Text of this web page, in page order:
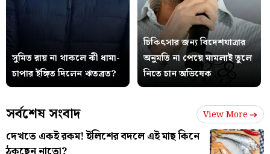
সুমিত রায় না থাকলে কী ধামা-
চাপার ইঙ্গিত দিলেন ঋতব্রত?
চিকিৎসার জন্য বিদেশযাত্রার
অনুমতি না পেয়ে মামলাই তুলে
নিতে চান অভিষেক
সর্বশেষ সংবাদ View More
দেখতে একই রকম! ইলিশের বদলে এই মাছ কিনে